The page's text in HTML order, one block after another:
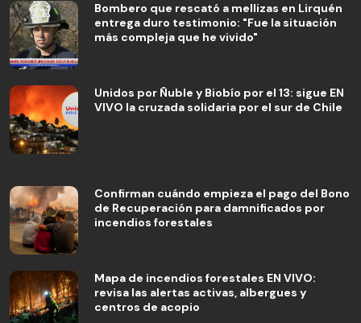
Bombero que rescató a mellizas en Lirquén
entrega duro testimonio: "Fue la situación
más compleja que he vivido"
Unidos por Ñuble y Biobío por el 13: sigue EN
VIVO la cruzada solidaria por el sur de Chile
Confirman cuándo empieza el pago del Bono
de Recuperación para damnificados por
incendios forestales
Mapa de incendios forestales EN VIVO:
revisa las alertas activas, albergues y
centros de acopio